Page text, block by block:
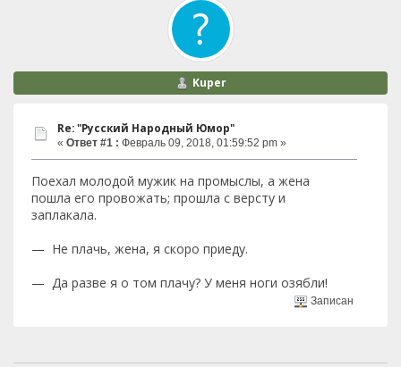
Kuper
Re: "Русский Народный Юмор"
« Ответ #1 : Февраль 09, 2018, 01:59:52 pm »
Поехал молодой мужик на промыслы, а жена
пошла его провожать; прошла с версту и
заплакала.
— Не плачь, жена, я скоро приеду.
— Да разве я о том плачу? У меня ноги озябли!
Записан